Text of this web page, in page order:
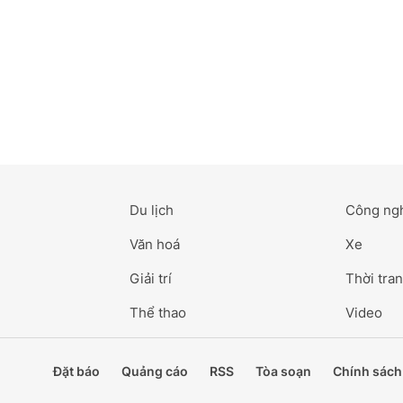
Du lịch
Văn hoá
Giải trí
Thể thao
Công
Xe
Thời
Video
Đặt báo Quảng cáo RSS Tòa soạn Chính